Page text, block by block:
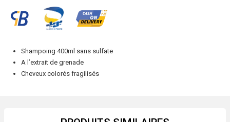
Shampoing
Sans
Cheveux
Colorés
Fragilisés
Shampoing 400ml sans sulfate
A l’extrait de grenade
Cheveux colorés fragilisés